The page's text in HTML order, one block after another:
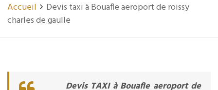
Accueil
Devis taxi à Bouafle aeroport de roissy
charles de gaulle
Devis TAXI à Bouafle aeroport de